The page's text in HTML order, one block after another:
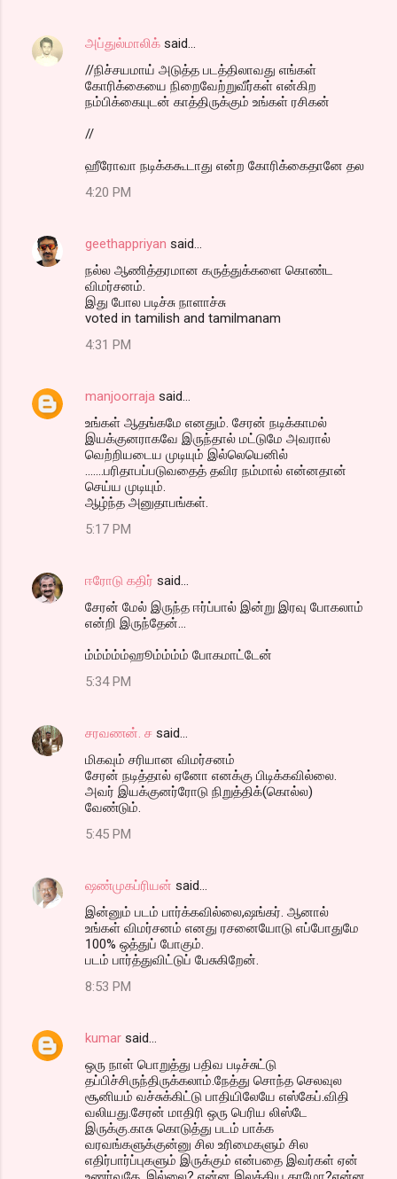
அப்துல்மாலிக் said…
//நிச்சயமாய் அடுத்த படத்திலாவது எங்கள்
கோரிக்கையை நிறைவேற்றுவீர்கள் என்கிற
நம்பிக்கையுடன் காத்திருக்கும் உங்கள் ரசிகன்
//
ஹீரோவா நடிக்ககூடாது என்ற கோரிக்கைதானே தல‌
4:20 PM
geethappriyan said…
நல்ல ஆணித்தரமான கருத்துக்களை கொண்ட
விமர்சனம்.
இது போல படிச்சு நாளாச்சு
voted in tamilish and tamilmanam
4:31 PM
manjoorraja said…
உங்கள் ஆதங்கமே எனதும். சேரன் நடிக்காமல்
இயக்குனராகவே இருந்தால் மட்டுமே அவரால்
வெற்றியடைய முடியும் இல்லெயெனில்
.......பரிதாபப்படுவதைத் தவிர நம்மால் என்னதான்
செய்ய முடியும்.
ஆழ்ந்த அனுதாபங்கள்.
5:17 PM
ஈரோடு கதிர் said…
சேரன் மேல் இருந்த ஈர்ப்பால் இன்று இரவு போகலாம்
என்றி இருந்தேன்...
ம்ம்ம்ம்ம்ஹூம்ம்ம்ம் போகமாட்டேன்
5:34 PM
சரவணன். ச said…
மிகவும் சரியான விமர்சனம்
சேரன் நடித்தால் ஏனோ எனக்கு பிடிக்கவில்லை.
அவர் இயக்குனர்ரோடு நிறுத்திக்(கொல்ல)
வேண்டும்.
5:45 PM
ஷண்முகப்ரியன் said…
இன்னும் படம் பார்க்கவில்லை,ஷங்கர். ஆனால்
உங்கள் விமர்சனம் எனது ரசனையோடு எப்போதுமே
100% ஒத்துப் போகும்.
படம் பார்த்துவிட்டுப் பேசுகிறேன்.
8:53 PM
kumar said…
ஒரு நாள் பொறுத்து பதிவ படிச்சுட்டு
தப்பிச்சிருந்திருக்கலாம்.நேத்து சொந்த செலவுல
சூனியம் வச்சுக்கிட்டு பாதியிலேயே எஸ்கேப்.விதி
வலியது.சேரன் மாதிரி ஒரு பெரிய லிஸ்டே
இருக்கு.காசு கொடுத்து படம் பாக்க
வரவங்களுக்குன்னு சில உரிமைகளும் சில
எதிர்பார்ப்புகளும் இருக்கும் என்பதை இவர்கள் ஏன்